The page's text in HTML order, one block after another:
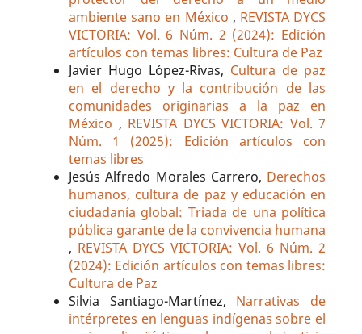
ambiente sano en México , REVISTA DYCS
VICTORIA: Vol. 6 Núm. 2 (2024): Edición
artículos con temas libres: Cultura de Paz
Javier Hugo López-Rivas, Cultura de paz
en el derecho y la contribución de las
comunidades originarias a la paz en
México , REVISTA DYCS VICTORIA: Vol. 7
Núm. 1 (2025): Edición artículos con
temas libres
Jesús Alfredo Morales Carrero, Derechos
humanos, cultura de paz y educación en
ciudadanía global: Triada de una política
pública garante de la convivencia humana
, REVISTA DYCS VICTORIA: Vol. 6 Núm. 2
(2024): Edición artículos con temas libres:
Cultura de Paz
Silvia Santiago-Martínez, Narrativas de
intérpretes en lenguas indígenas sobre el